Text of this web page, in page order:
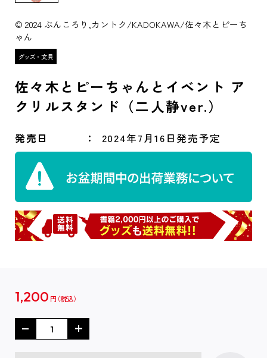
© 2024 ぶんころり,カントク/KADOKAWA/佐々木とピーち
ゃん
佐々木とピーちゃんとイベント ア
クリルスタンド（二人静ver.）
発売日 2024年7月16日発売予定
1,200 円